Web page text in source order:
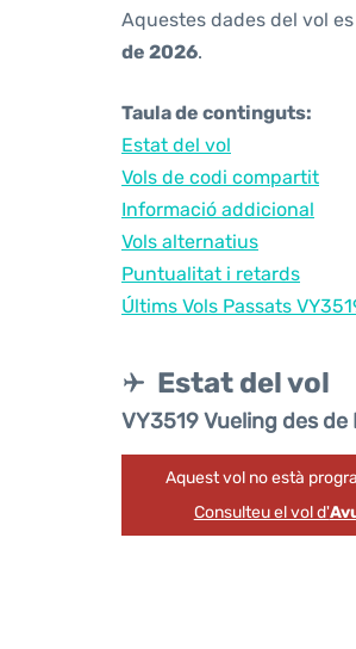
Aquestes dades del vol
de 2026.
Taula de continguts:
Estat del vol
Vols de codi compartit
Informació addicional
Vols alternatius
Puntualitat i retards
Últims Vols Passats
Estat del vol
VY3519 Vueling des de
Aquest vol no està
Consulteu el vol d'